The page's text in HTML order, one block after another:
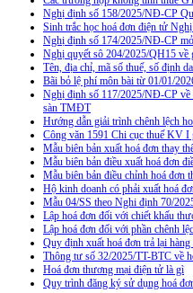
Nghị định số 158/2025/NĐ-CP
Sinh trắc học hoá đơn điện tử
Nghị định số 174/2025/NĐ-CP
Nghị quyết sô 204/2025/QH15 về
Tên, địa chỉ, mã số thuế, số định
Bãi bỏ lệ phí môn bài từ 01/01/
Nghị định số 117/2025/NĐ-CP về
sàn TMĐT
Hướng dẫn giải trình chênh lệch
Công văn 1591 Chi cục thuế KV
Mẫu biên bản xuất hoá đơn thay
Mẫu biên bản điều xuất hoá đơn
Mẫu biên bản điều chỉnh hoá đơn
Hộ kinh doanh có phải xuất hoá
Mẫu 04/SS theo Nghi định 70/
Lập hoá đơn đối với chiết khấu
Lập hoá đơn đối với phần chênh
Quy định xuất hoá đơn trả lại
Thông tư số 32/2025/TT-BTC về
Hoá đơn thương mại điện tử là gì
Quy trình đăng ký sử dụng hoá